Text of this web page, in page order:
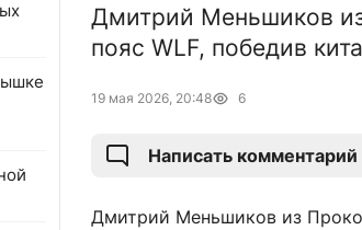
Дмитрий Меньшиков
пояс WLF, победив
19 мая 2026, 20:48 6
Написать комментарий
Дмитрий Меньшиков из